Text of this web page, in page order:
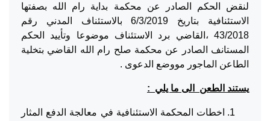
لنقض الحكم الصادر عن محكمة بداية رام الله بصفتها
الاستئنافية بتاريخ 6/3/2019 بالاستئناف المدني رقم
43/2018 ،القاضي برد الاستئناف موضوعا وتأييد الحكم
المستانف الصادر عن محكمة صلح رام الله القاضي بتخلية
الطاعن الماجور مووضع الدعوى .
يستند الطعن الى ما يلي :
اخطات المحكمة الاستئنافية في معالجة الدفع المثار